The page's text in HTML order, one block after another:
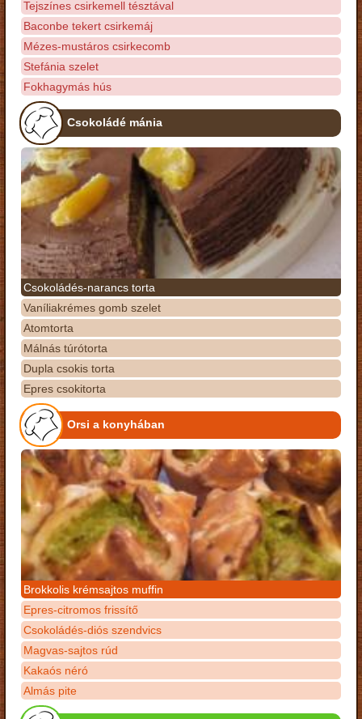
Tejszínes csirkemell tésztával
Baconbe tekert csirkemáj
Mézes-mustáros csirkecomb
Stefánia szelet
Fokhagymás hús
Csokoládé mánia
Csokoládés-narancs torta
Vaníliakrémes gomb szelet
Atomtorta
Málnás túrótorta
Dupla csokis torta
Epres csokitorta
Orsi a konyhában
Brokkolis krémsajtos muffin
Epres-citromos frissítő
Csokoládés-diós szendvics
Magvas-sajtos rúd
Kakaós néró
Almás pite